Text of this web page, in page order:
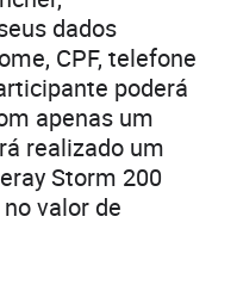
dados
CPF, telefone
poderá
apenas um
realizado um
Storm 200
valor de